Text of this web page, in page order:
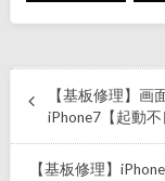
【基板修理】
iPhone7【起動不
【基板修理】